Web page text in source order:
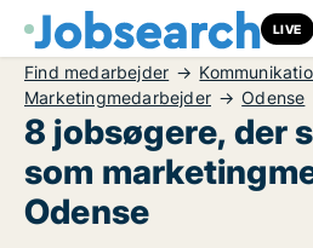
LIVE
Find medarbejder
Marketingmedarbejder
Odense
8 jobsøgere, der
som
Odense